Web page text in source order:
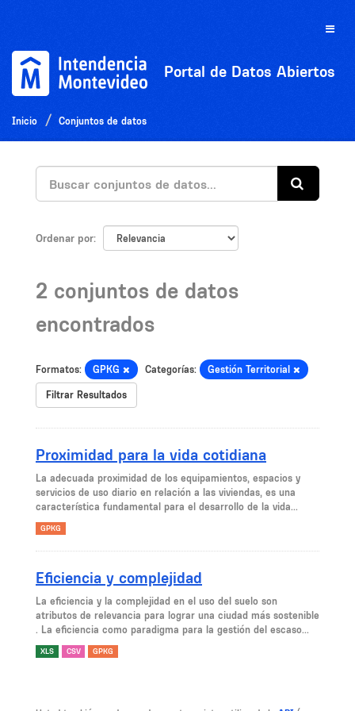
Toggle
Portal de Datos Abiertos
Inicio Conjuntos de datos
Ordenar por
2 conjuntos de datos
encontrados
Formatos: GPKG Categorías: Gestión Territorial
Filtrar Resultados
Proximidad para la vida cotidiana
La adecuada proximidad de los equipamientos, espacios y
servicios de uso diario en relación a las viviendas, es una
característica fundamental para el desarrollo de la vida...
GPKG
Eficiencia y complejidad
La eficiencia y la complejidad en el uso del suelo son
atributos de relevancia para lograr una ciudad más sostenible
. La eficiencia como paradigma para la gestión del escaso...
XLS CSV GPKG